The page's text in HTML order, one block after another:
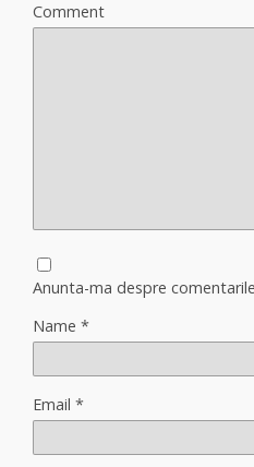
Comment
Anunta-ma despre
Name *
Email *